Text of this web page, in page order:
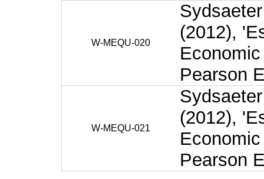
W-MEQU-020
(2012),
Pearson
W-MEQU-021
(2012),
Pearson